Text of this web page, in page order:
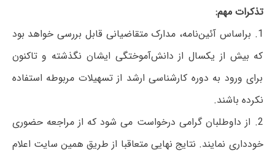
تذکرات مهم:
1. براساس آئین‌نامه، مدارک متقاضیانی قابل بررسی خواهد بود
که بیش از یکسال از دانش‌آموختگی ایشان نگذشته و تاکنون
برای ورود به دوره کارشناسی ارشد از تسهیلات مربوطه استفاده
نکرده باشند.
2. از داوطلبان گرامی درخواست می شود که از مراجعه حضوری
خودداری نمایند. نتایج نهایی متعاقبا از طریق همین سایت اعلام